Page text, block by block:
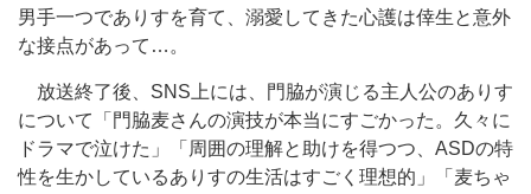
男手一つでありすを育て、溺愛してきた心護は倖生と意外
な接点があって…。
放送終了後、SNS上には、門脇が演じる主人公のありす
について「門脇麦さんの演技が本当にすごかった。久々に
ドラマで泣けた」「周囲の理解と助けを得つつ、ASDの特
性を生かしているありすの生活はすごく理想的」「麦ちゃ